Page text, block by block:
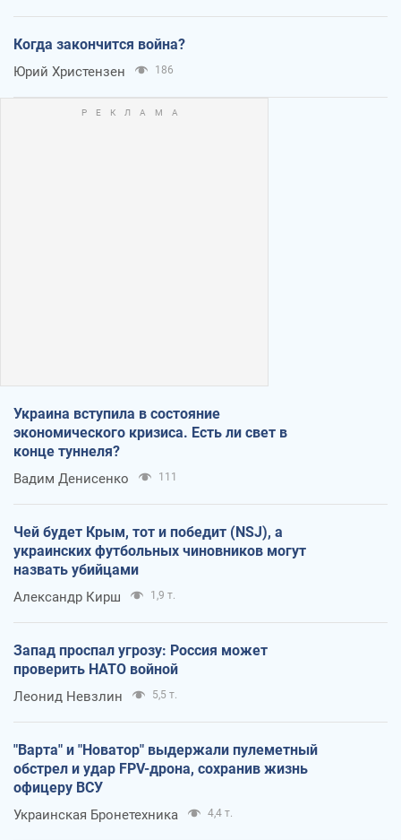
Когда закончится война?
Юрий Христензен 186
Украина вступила в состояние
экономического кризиса. Есть ли свет в
конце туннеля?
Вадим Денисенко 111
Чей будет Крым, тот и победит (NSJ), а
украинских футбольных чиновников могут
назвать убийцами
Александр Кирш 1,9 т.
Запад проспал угрозу: Россия может
проверить НАТО войной
Леонид Невзлин 5,5 т.
"Варта" и "Новатор" выдержали пулеметный
обстрел и удар FPV-дрона, сохранив жизнь
офицеру ВСУ
Украинская Бронетехника 4,4 т.